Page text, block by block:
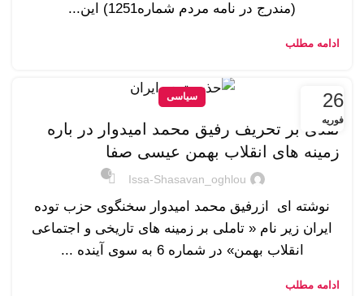
(مندرج در نامه مردم شماره1251) این...
ادامه مطلب
26
فوریه
سیاسی
نقدی بر تحریف رفیق محمد امیدوار در باره
زمینه های انقلاب بهمن عیسی صفا
Issa-Shasavan_oghlou
0
نوشته ای ازرفیق محمد امیدوار سخنگوی حزب توده
ایران زیر نام « تاملی بر زمینه های تاریخی و اجتماعی
انقلاب بهمن» در شماره 6 به سوی آینده ...
ادامه مطلب